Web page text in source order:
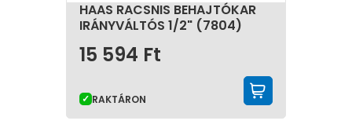
HAAS RACSNIS BEHAJTÓKAR
IRÁNYVÁLTÓS 1/2" (7804)
15 594 Ft
RAKTÁRON